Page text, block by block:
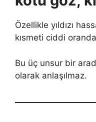
Özellikle yıldızı
kısmeti ciddi
Bu üç unsur bir
olarak anlaşılmaz.